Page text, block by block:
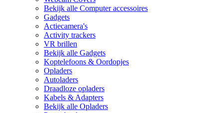
Bekijk alle Computer accessoires
Gadgets
Actiecamera's
Activity trackers
VR brillen
Bekijk alle Gadgets
Koptelefoons & Oordopjes
Opladers
Autoladers
Draadloze opladers
Kabels & Adapters
Bekijk alle Opladers